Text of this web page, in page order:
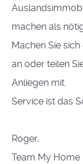
machen als
Machen Sie
an oder teilen
Anliegen mit.
Service ist das
Roger,
Team My Home